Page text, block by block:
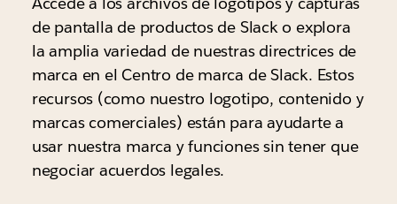
de pantalla de productos de Slack o explora
la amplia variedad de nuestras directrices de
marca en el Centro de marca de Slack. Estos
recursos (como nuestro logotipo, contenido y
marcas comerciales) están para ayudarte a
usar nuestra marca y funciones sin tener que
negociar acuerdos legales.